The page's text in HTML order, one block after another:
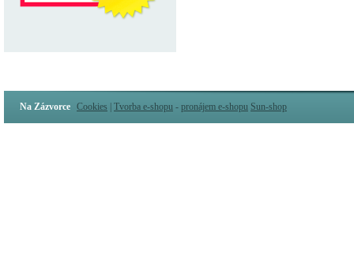
Na Zázvorce Cookies Tvorba e-shopu - pronájem e-shopu Sun-shop